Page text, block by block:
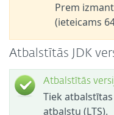
Prem
(ieteicams
Atbalstītās JDK
Atbalstītās
Tiek
atbalstu (LTS).